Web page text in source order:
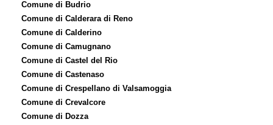
Comune di Budrio
Comune di Calderara di Reno
Comune di Calderino
Comune di Camugnano
Comune di Castel del Rio
Comune di Castenaso
Comune di Crespellano di Valsamoggia
Comune di Crevalcore
Comune di Dozza